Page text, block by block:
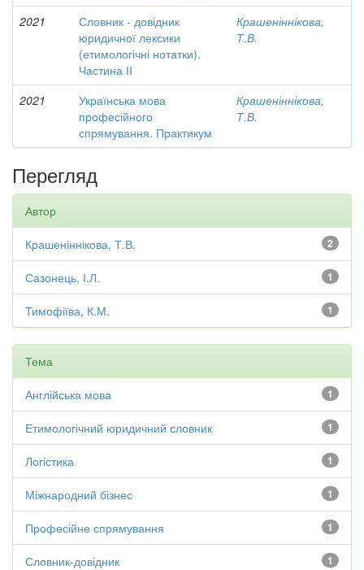
2021
Словник - довідник
юридичної лексики
(етимологічні нотатки).
Частина ІІ
Крашеніннікова,
Т.В.
2021
Українська мова
професійного
спрямування. Практикум
Крашеніннікова,
Т.В.
Перегляд
Автор
2
Крашеніннікова, Т.В.
1
Сазонець, І.Л.
1
Тимофіїва, К.М.
Тема
1
Англійська мова
1
Етимологічний юридичний словник
1
Логістика
1
Міжнародний бізнес
1
Професійне спрямування
1
Словник-довідник